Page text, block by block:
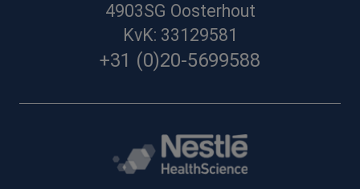
4903SG Oosterhout
KvK: 33129581
+31 (0)20-5699588